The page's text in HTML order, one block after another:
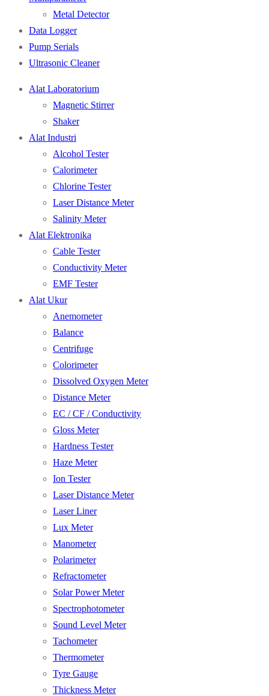
Metal Detector
Data Logger
Pump Serials
Ultrasonic Cleaner
Alat Laboratorium
Magnetic Stirrer
Shaker
Alat Industri
Alcohol Tester
Calorimeter
Chlorine Tester
Laser Distance Meter
Salinity Meter
Alat Elektronika
Cable Tester
Conductivity Meter
EMF Tester
Alat Ukur
Anemometer
Balance
Centrifuge
Colorimeter
Dissolved Oxygen Meter
Distance Meter
EC / CF / Conductivity
Gloss Meter
Hardness Tester
Haze Meter
Ion Tester
Laser Distance Meter
Laser Liner
Lux Meter
Manometer
Polarimeter
Refractometer
Solar Power Meter
Spectrophotometer
Sound Level Meter
Tachometer
Thermometer
Tyre Gauge
Thickness Meter